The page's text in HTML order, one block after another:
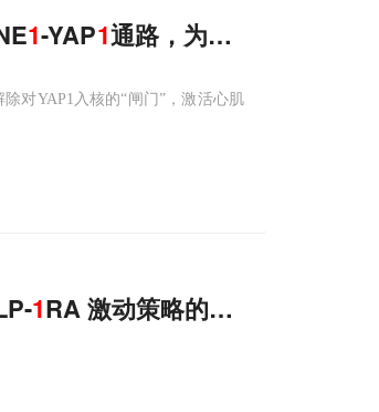
1-YAP1通路，为心肌缺血再灌
对YAP1入核的“闸门”，激活心肌
1RA 激动策略的分子机制